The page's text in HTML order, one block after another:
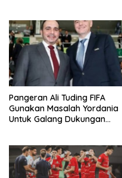
Pangeran Ali Tuding FIFA
Gunakan Masalah Yordania
Untuk Galang Dukungan